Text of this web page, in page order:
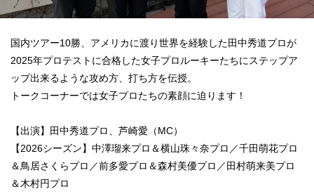
国内ツアー10勝、アメリカに渡り世界を経験した田中秀道プロが
2025年プロテストに合格した女子プロルーキーたちにステップア
ップ出来るような攻め方、打ち方を伝授。
トークコーナーでは女子プロたちの素顔に迫ります！
【出演】田中秀道プロ、芦崎愛（MC）
【2026シーズン】中澤瑠来プロ＆横山珠々奈プロ／千田萌花プロ
＆鳥居さくらプロ／前多愛プロ＆森村美優プロ／田村萌来美プロ
＆木村円プロ